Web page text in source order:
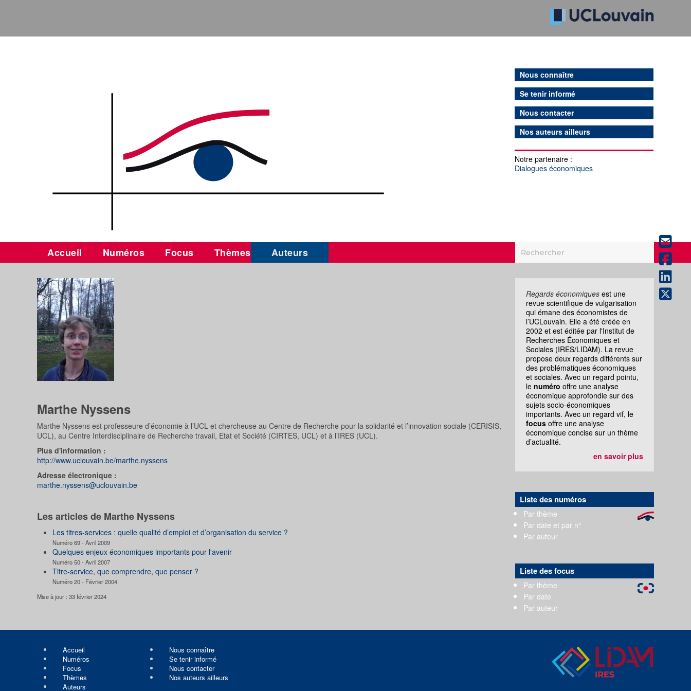
Nous connaître
Se tenir informé
Nous contacter
Nos auteurs ailleurs
Notre partenaire :
Dialogues économiques
Accueil Numéros Focus Thèmes Auteurs
Marthe Nyssens
Marthe Nyssens est professeure d’économie à l’UCL et chercheuse au Centre de Recherche pour la solidarité et l’innovation sociale (CERISIS,
UCL), au Centre Interdisciplinaire de Recherche travail, Etat et Société (CIRTES, UCL) et à l’IRES (UCL).
Plus d'information :
http://www.uclouvain.be/marthe.nyssens
Adresse électronique :
marthe.nyssens@uclouvain.be
Les articles de Marthe Nyssens
Les titres-services : quelle qualité d’emploi et d’organisation du service ?
Numéro 69 - Avril 2009
Quelques enjeux économiques importants pour l'avenir
Numéro 50 - Avril 2007
Titre-service, que comprendre, que penser ?
Numéro 20 - Février 2004
Mise à jour : 33 février 2024
Regards économiques est une
revue scientifique de vulgarisation
qui émane des économistes de
l’UCLouvain. Elle a été créée en
2002 et est éditée par l'Institut de
Recherches Économiques et
Sociales (IRES/LIDAM). La revue
propose deux regards différents sur
des problématiques économiques
et sociales. Avec un regard pointu,
le numéro offre une analyse
économique approfondie sur des
sujets socio-économiques
importants. Avec un regard vif, le
focus offre une analyse
économique concise sur un thème
d’actualité.
en savoir plus
Liste des numéros
Par thème
Par date et par n°
Par auteur
Liste des focus
Par thème
Par date
Par auteur
Accueil
Numéros
Focus
Thèmes
Auteurs
Nous connaître
Se tenir informé
Nous contacter
Nos auteurs ailleurs